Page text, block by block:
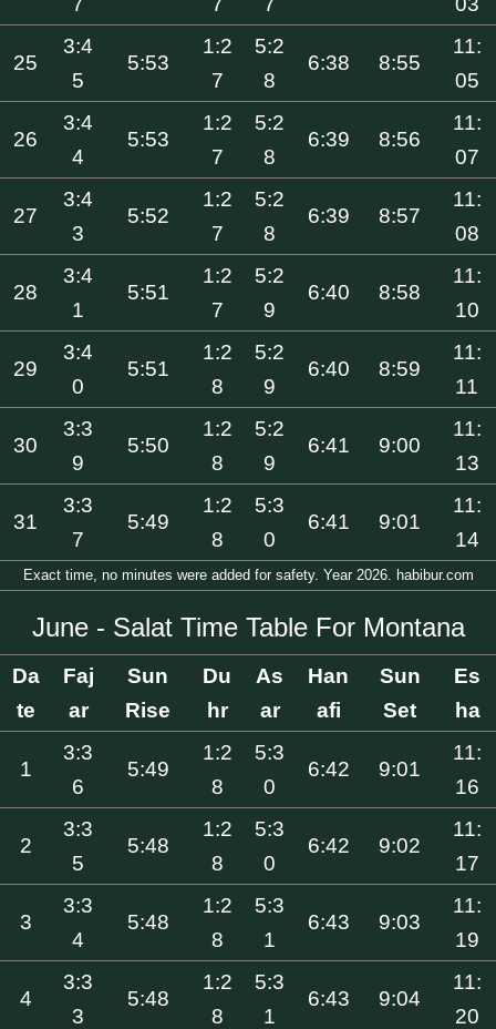
25
3:4
5
5:53
1:2
7
5:2
8
6:38 8:55
11:
05
26
3:4
4
5:53
1:2
7
5:2
8
6:39 8:56
11:
07
27
3:4
3
5:52
1:2
7
5:2
8
6:39 8:57
11:
08
28
3:4
1
5:51
1:2
7
5:2
9
6:40 8:58
11:
10
29
3:4
0
5:51
1:2
8
5:2
9
6:40 8:59
11:
11
30
3:3
9
5:50
1:2
8
5:2
9
6:41 9:00
11:
13
31
3:3
7
5:49
1:2
8
5:3
0
6:41 9:01
11:
14
Exact time, no minutes were added for safety. Year 2026. habibur.com
June - Salat Time Table For Montana
Da
te
Faj
ar
Sun
Rise
Du
hr
As
ar
Han
afi
Sun
Set
Es
ha
1
3:3
6
5:49
1:2
8
5:3
0
6:42 9:01
11:
16
2
3:3
5
5:48
1:2
8
5:3
0
6:42 9:02
11:
17
3
3:3
4
5:48
1:2
8
5:3
1
6:43 9:03
11:
19
4
3:3
3
5:48
1:2
8
5:3
1
6:43 9:04
11:
20